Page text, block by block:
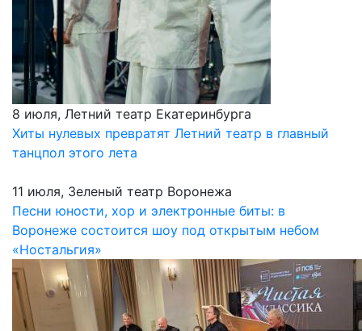
8 июля, Летний театр Екатеринбурга
Хиты нулевых превратят Летний театр в главный
танцпол этого лета
11 июля, Зеленый театр Воронежа
Песни юности, хор и электронные биты: в
Воронеже состоится шоу под открытым небом
«Ностальгия»